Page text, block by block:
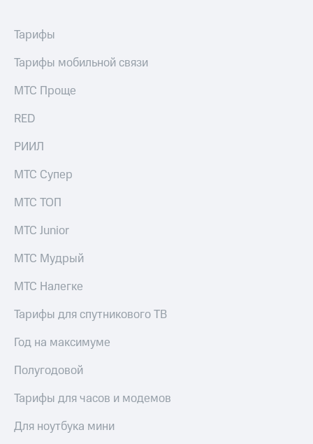
Тарифы
Тарифы мобильной связи
МТС Проще
RED
РИИЛ
МТС Супер
МТС ТОП
МТС Junior
МТС Мудрый
МТС Налегке
Тарифы для спутникового ТВ
Год на максимуме
Полугодовой
Тарифы для часов и модемов
Для ноутбука мини